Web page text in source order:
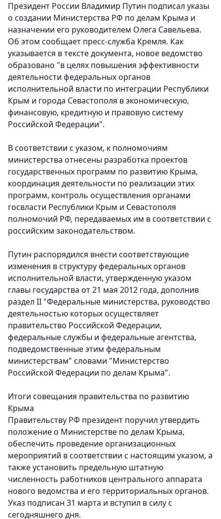
Президент России Владимир Путин подписал указы
о создании Министерства РФ по делам Крыма и
назначении его руководителем Олега Савельева.
Об этом сообщает пресс-служба Кремля. Как
указывается в тексте документа, новое ведомство
образовано "в целях повышения эффективности
деятельности федеральных органов
исполнительной власти по интеграции Республики
Крым и города Севастополя в экономическую,
финансовую, кредитную и правовую систему
Российской Федерации".
В соответствии с указом, к полномочиям
министерства отнесены разработка проектов
государственных программ по развитию Крыма,
координация деятельности по реализации этих
программ, контроль осуществления органами
госвласти Республики Крым и Севастополя
полномочий РФ, передаваемых им в соответствии с
российским законодательством.
Путин распорядился внести соответствующие
изменения в структуру федеральных органов
исполнительной власти, утвержденную указом
главы государства от 21 мая 2012 года, дополнив
раздел II "Федеральные министерства, руководство
деятельностью которых осуществляет
правительство Российской Федерации,
федеральные службы и федеральные агентства,
подведомственные этим федеральным
министерствам" словами "Министерство
Российской Федерации по делам Крыма".
Итоги совещания правительства по развитию
Крыма
Правительству РФ президент поручил утвердить
положение о Министерстве по делам Крыма,
обеспечить проведение организационных
мероприятий в соответствии с настоящим указом, а
также установить предельную штатную
численность работников центрального аппарата
нового ведомства и его территориальных органов.
Указ подписан 31 марта и вступил в силу с
сегодняшнего дня.